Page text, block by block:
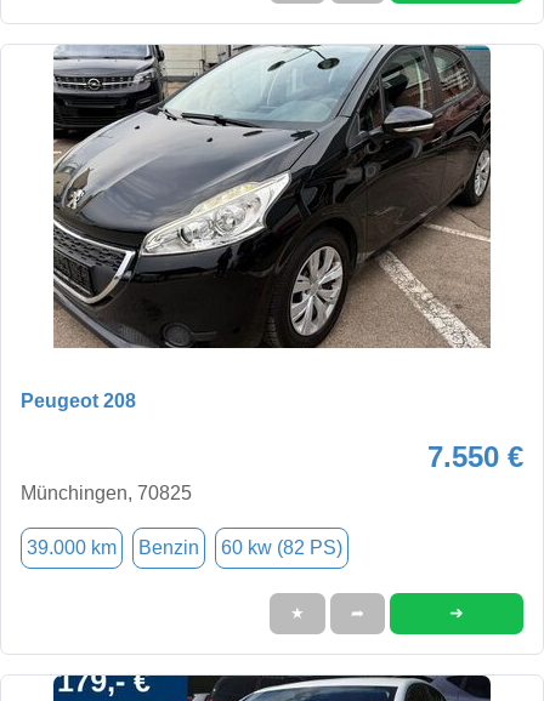
Peugeot 208
7.550 €
Münchingen, 70825
39.000 km Benzin 60 kw (82 PS)
★ ➦ ➜